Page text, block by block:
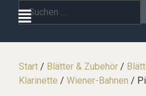
Start / Blätter & Zubehör /
Klarinette /Wiener-Bahnen /